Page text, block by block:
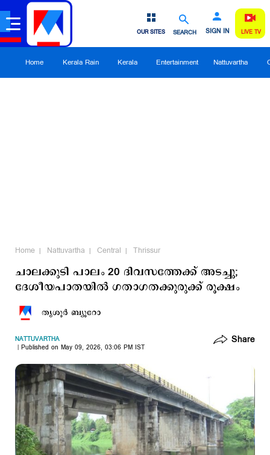
SEARCH SIGN IN
OUR SITES LIVE TV
Home Kerala Rain Kerala Entertainment Nattuvartha
Home Nattuvartha Central Thrissur
ചാലക്കുടി പാലം 20 ദിവസത്തേക്ക് അടച്ചു;
ദേശീയപാതയിൽ ഗതാഗതക്കുരുക്ക് രൂക്ഷം
തൃശൂര്‍ ബ്യൂറോ
NATTUVARTHA
Published on May 09, 2026, 03:06 PM IST
Share